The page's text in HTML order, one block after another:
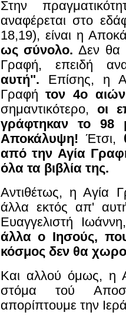
Στην
αναφέρεται στο
18,19), είναι η
ως σύνολο. Δεν θα
Γραφή, επειδή
αυτή". Επίσης, η
Γραφήτον 4ο
σημαντικότερο, οι
γράφτηκαν το 98
Αποκάλυψη! Έτσι,
από την Αγία
όλα τα βιβλία της.
Αντιθέτως, η Αγία
άλλα εκτός απ'
Ευαγγελιστή
άλλα ο Ιησούς,
κόσμος δεν θα
Και αλλού όμως, η
στόμα τού
απορίπτουμε την